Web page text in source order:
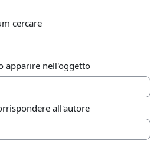
cercare
apparire nell'oggetto
all'autore